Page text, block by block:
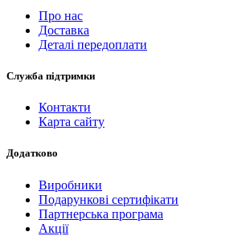
Про нас
Доставка
Деталі передоплати
Служба підтримки
Контакти
Карта сайту
Додатково
Виробники
Подарункові сертифікати
Партнерська програма
Акції